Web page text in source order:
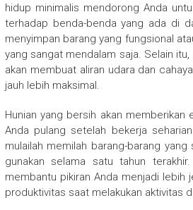
hidup minimalis mendorong Anda
terhadap benda-benda yang ada di
menyimpan barang yang fungsional
yang sangat mendalam saja. Selain
akan membuat aliran udara dan
jauh lebih maksimal.
Hunian yang bersih akan memberikan
Anda pulang setelah bekerja
mulailah memilah barang-barang
gunakan selama satu tahun
membantu pikiran Anda menjadi lebih
produktivitas saat melakukan aktivitas